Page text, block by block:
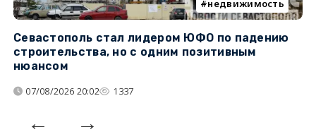
недвижимость
Севастополь стал лидером ЮФО по падению
строительства, но с одним позитивным
нюансом
07/08/2026 20:02 1337